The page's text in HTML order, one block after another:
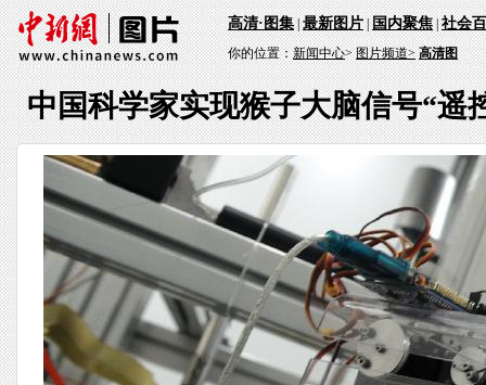
高清·图集|最新图片|国内聚焦|社会
你的位置：新闻中心>图片频道> 高清图
中国科学家实现猴子大脑信号“遥